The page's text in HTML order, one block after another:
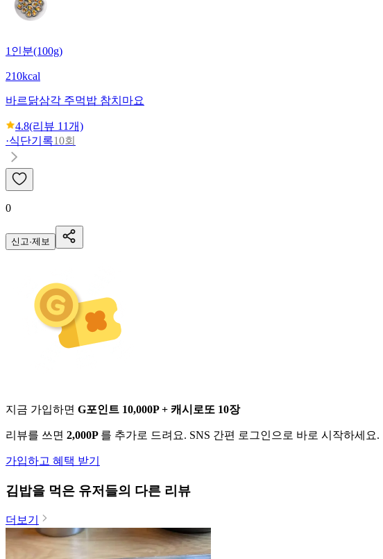
1인분(100g)
210kcal
바르닭삼각 주먹밥 참치마요
4.8(리뷰 11개)
·식단기록10회
0
신고·제보
지금 가입하면 G포인트 10,000P + 캐시로또 10장
리뷰를 쓰면 2,000P 를 추가로 드려요. SNS 간편 로그인으로 바로 시작하세요.
가입하고 혜택 받기
김밥을 먹은 유저들의 다른 리뷰
더보기